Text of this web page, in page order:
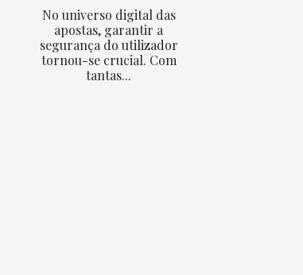
No universo digital das
apostas, garantir a
segurança do utilizador
tornou-se crucial. Com
tantas...